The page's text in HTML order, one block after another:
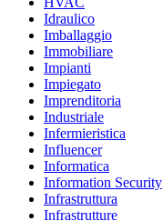
Idraulico
Imballaggio
Immobiliare
Impianti
Impiegato
Imprenditoria
Industriale
Infermieristica
Influencer
Informatica
Information Security
Infrastruttura
Infrastrutture